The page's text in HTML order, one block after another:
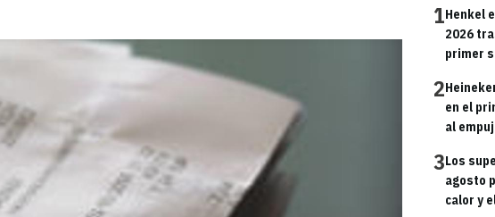
1Henkel
2026
primer
2
en el
al
3Los
agosto
calor y